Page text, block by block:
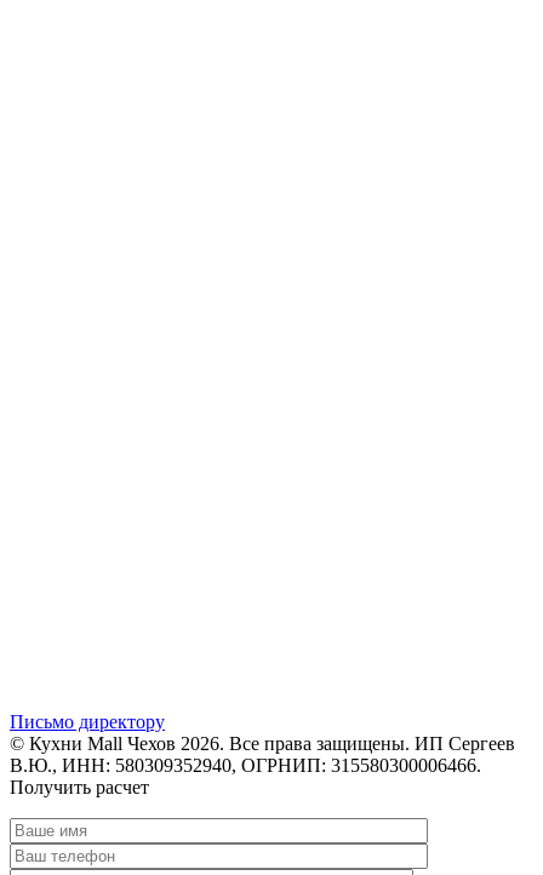
Письмо директору
© Кухни Mall Чехов 2026. Все права защищены. ИП Сергеев
В.Ю., ИНН: 580309352940, ОГРНИП: 315580300006466.
Получить расчет